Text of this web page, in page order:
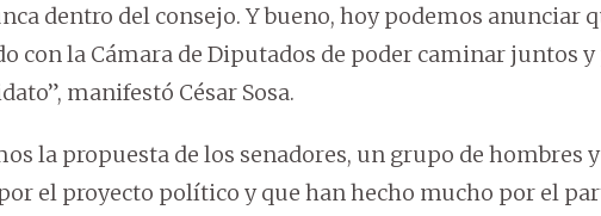
dentro del consejo. Y bueno, hoy podemos anunciar
con la Cámara de Diputados de poder caminar juntos
manifestó César Sosa.
la propuesta de los senadores, un grupo de hombres
el proyecto político y que han hecho mucho por el